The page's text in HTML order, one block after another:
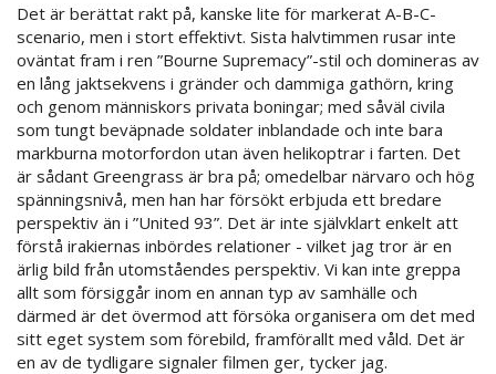
Det är berättat rakt på, kanske lite för markerat A-B-C-
scenario, men i stort effektivt. Sista halvtimmen rusar inte
oväntat fram i ren ”Bourne Supremacy”-stil och domineras av
en lång jaktsekvens i gränder och dammiga gathörn, kring
och genom människors privata boningar; med såväl civila
som tungt beväpnade soldater inblandade och inte bara
markburna motorfordon utan även helikoptrar i farten. Det
är sådant Greengrass är bra på; omedelbar närvaro och hög
spänningsnivå, men han har försökt erbjuda ett bredare
perspektiv än i ”United 93”. Det är inte självklart enkelt att
förstå irakiernas inbördes relationer - vilket jag tror är en
ärlig bild från utomståendes perspektiv. Vi kan inte greppa
allt som försiggår inom en annan typ av samhälle och
därmed är det övermod att försöka organisera om det med
sitt eget system som förebild, framförallt med våld. Det är
en av de tydligare signaler filmen ger, tycker jag.